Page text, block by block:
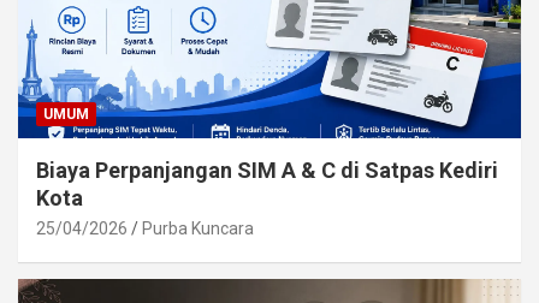
UMUM
Biaya Perpanjangan SIM A & C di Satpas Kediri
Kota
25/04/2026 Purba Kuncara